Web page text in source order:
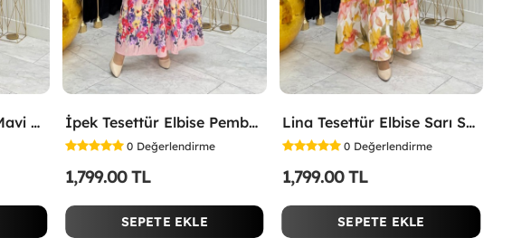
İpek Tesettür Elbise Mavi Mavi İpek Tesettür Elbise Pembe Pembe
0 Değerlendirme
1,799.00 TL
SEPETE EKLE
Lina Tesettür Elbise Sarı Sarı
0 Değerlendirme
1,799.00 TL
SEPETE EKLE